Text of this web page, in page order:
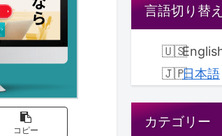
コピー
言語切り替え
日本語
カテゴリー